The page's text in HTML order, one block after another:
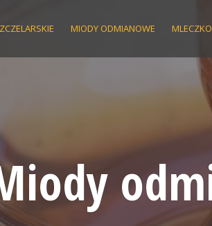
MIODY ODMIANOWE